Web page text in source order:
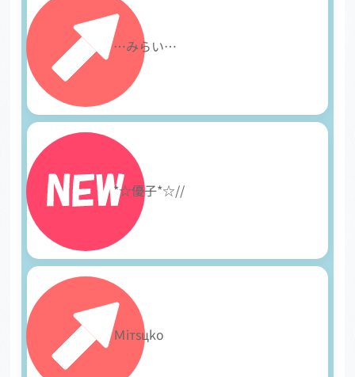
…みらい…
26 *☆優子*☆//
Ｍiтsцkο